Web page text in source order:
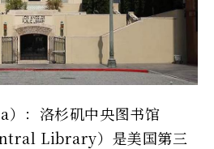
：洛杉矶中央图书馆
Library）是美国第三